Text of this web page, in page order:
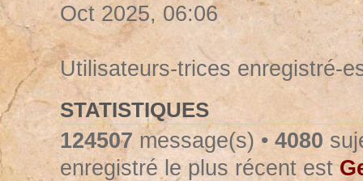
Oct 2025, 06:06
Utilisateurs-trices enregistré-
STATISTIQUES
124507 message(s) • 4080
enregistré le plus récent est